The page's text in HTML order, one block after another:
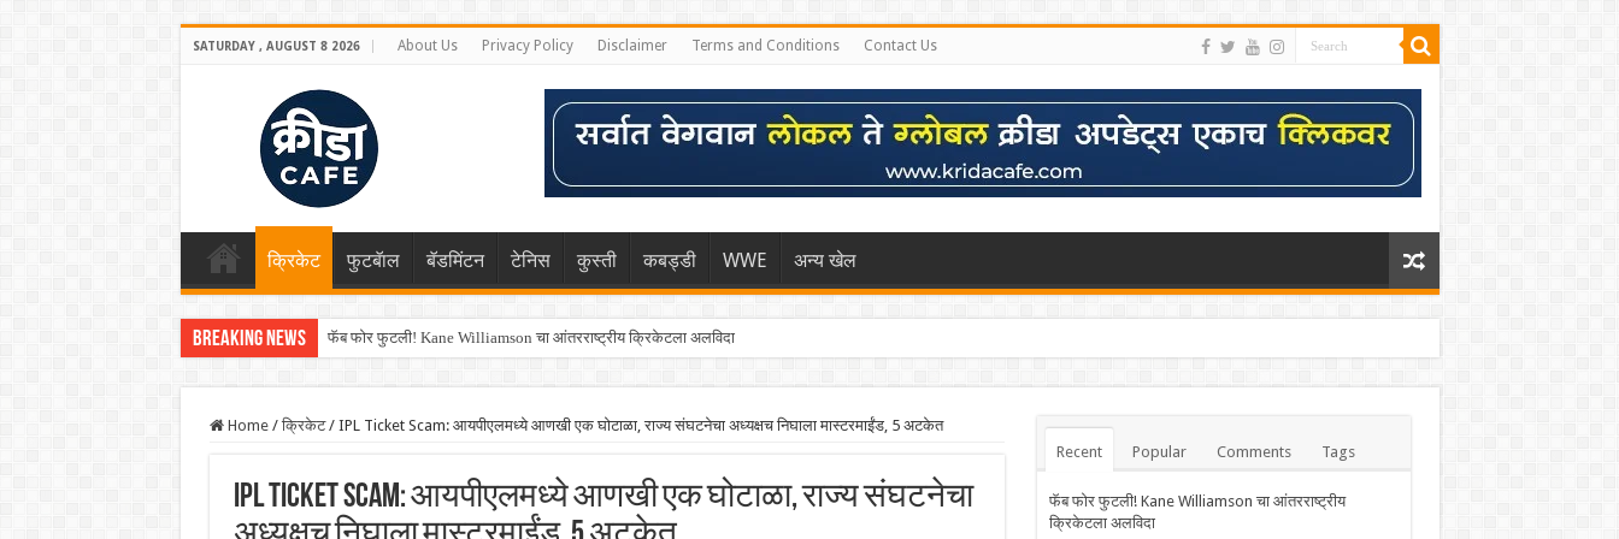
SATURDAY , AUGUST 8 2026 About Us Privacy Policy Disclaimer Terms and Conditions Contact Us
क्रिकेट फुटबॅाल बॅडमिंटन टेनिस कुस्ती कबड्डी WWE अन्य खेल
Breaking News फॅब फोर फुटली! Kane Williamson चा आंतरराष्ट्रीय क्रिकेटला अलविदा
Home / क्रिकेट / IPL Ticket Scam: आयपीएलमध्ये आणखी एक घोटाळा, राज्य संघटनेचा अध्यक्षच निघाला मास्टरमाईंड, 5 अटकेत
IPL Ticket Scam: आयपीएलमध्ये आणखी एक घोटाळा, राज्य संघटनेचा
Recent Popular Comments Tags
फॅब फोर फुटली! Kane Williamson चा आंतरराष्ट्रीय
क्रिकेटला अलविदा